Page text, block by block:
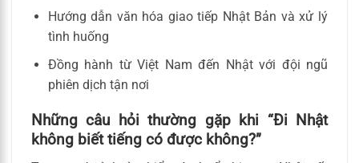
Hướng dẫn văn hóa giao tiếp Nhật Bản và xử lý
tình huống
Đồng hành từ Việt Nam đến Nhật với đội ngũ
phiên dịch tận nơi
Những câu hỏi thường gặp khi “Đi Nhật
không biết tiếng có được không?”